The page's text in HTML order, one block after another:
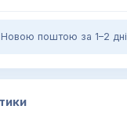
Новою поштою за 1–2 дні